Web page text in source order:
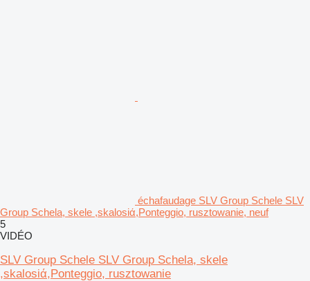
échafaudage SLV Group Schele SLV
Group Schela, skele ,skalosiά,Ponteggio, rusztowanie, neuf
5
VIDÉO
SLV Group Schele SLV Group Schela, skele
,skalosiά,Ponteggio, rusztowanie